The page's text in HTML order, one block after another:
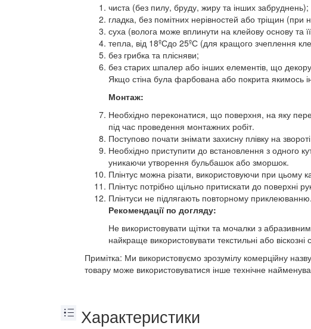
чиста (без пилу, бруду, жиру та інших забруднень);
гладка, без помітних нерівностей або тріщин (при
суха (волога може вплинути на клейову основу та її
тепла, від 18ºСдо 25ºС (для кращого зчеплення
без грибка та плісняви;
без старих шпалер або інших елементів, що
Якщо стіна була фарбована або покрита якимось
Монтаж:
Необхідно переконатися, що поверхня, на яку
під час проведення монтажних робіт.
Поступово почати знімати захисну плівку на
Необхідно приступити до встановлення з одного
уникаючи утворення бульбашок або зморшок.
Плінтус можна різати, використовуючи при цьому
Плінтус потрібно щільно притискати до
Плінтуси не підлягають повторному приклеюванню.
Рекомендації по догляду:
Не використовувати щітки та мочалки з
найкраще використовувати текстильні або віскозні
Примітка: Ми використовуємо зрозумілу комерційну
товару може використовуватися інше технічне
Характеристики